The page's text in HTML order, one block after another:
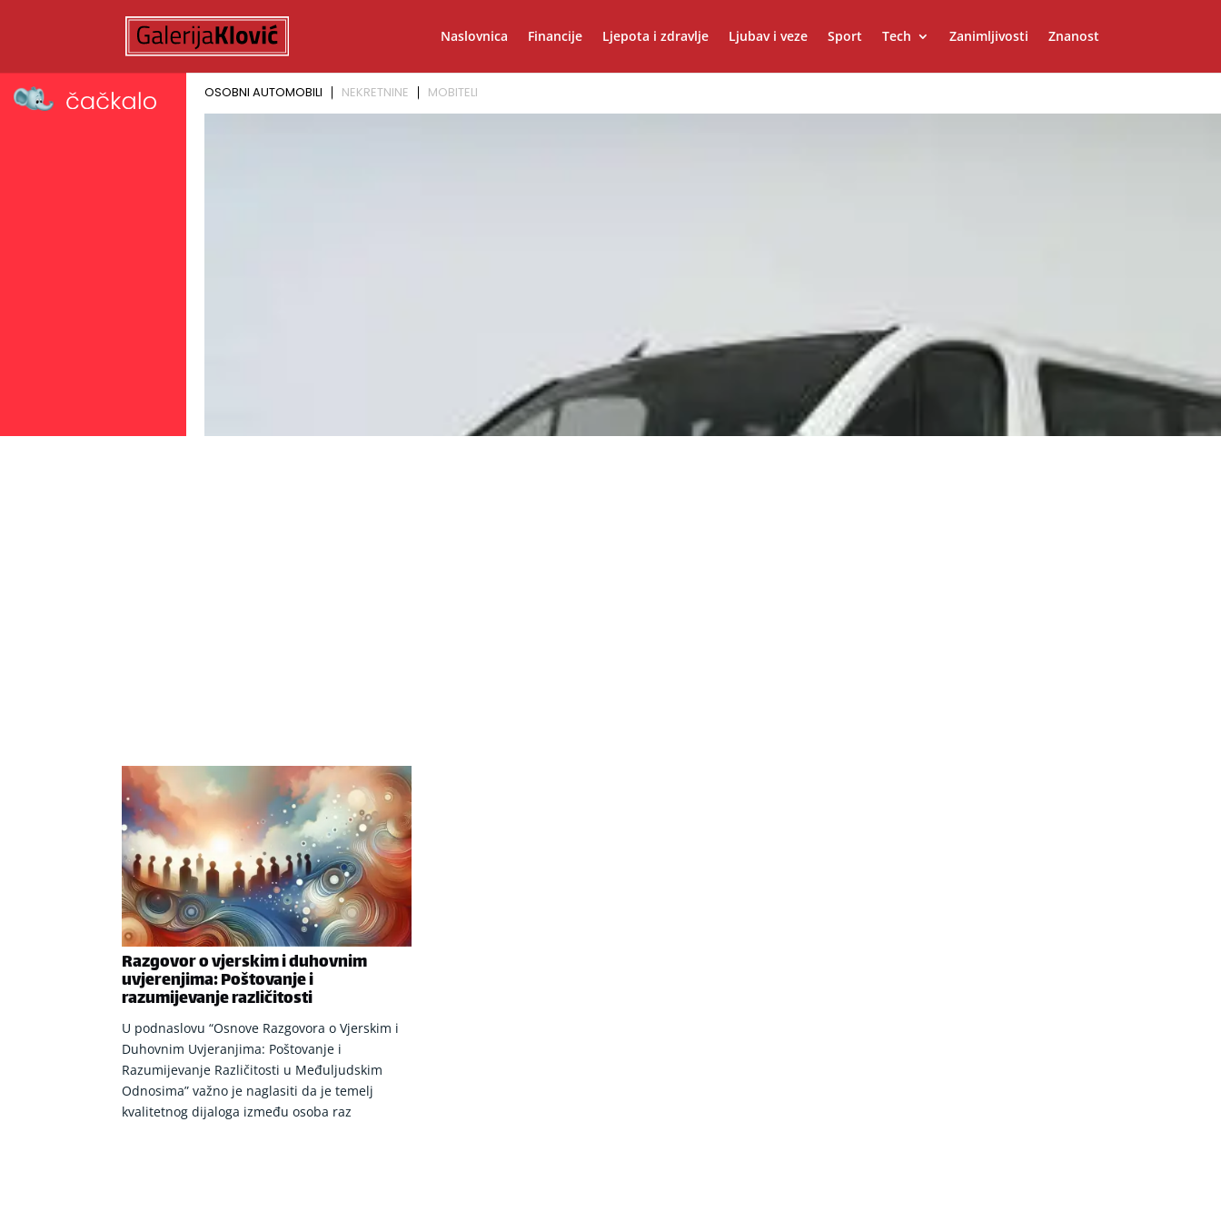
Naslovnica Financije Ljepota i zdravlje Ljubav i veze Sport Tech Zanimljivosti Znanost
Razgovor o vjerskim i duhovnim
uvjerenjima: Poštovanje i
razumijevanje različitosti
U podnaslovu “Osnove Razgovora o Vjerskim i
Duhovnim Uvjeranjima: Poštovanje i
Razumijevanje Različitosti u Međuljudskim
Odnosima” važno je naglasiti da je temelj
kvalitetnog dijaloga između osoba raz